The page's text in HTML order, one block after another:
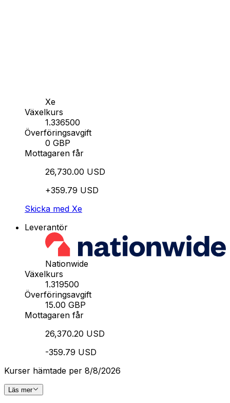
Xe
Växelkurs
1.336500
Överföringsavgift
0 GBP
Mottagaren får
26,730.00 USD
+359.79 USD
Skicka med Xe
Leverantör
Nationwide
Växelkurs
1.319500
Överföringsavgift
15.00 GBP
Mottagaren får
26,370.20 USD
-359.79 USD
Kurser hämtade per 8/8/2026
Läs mer